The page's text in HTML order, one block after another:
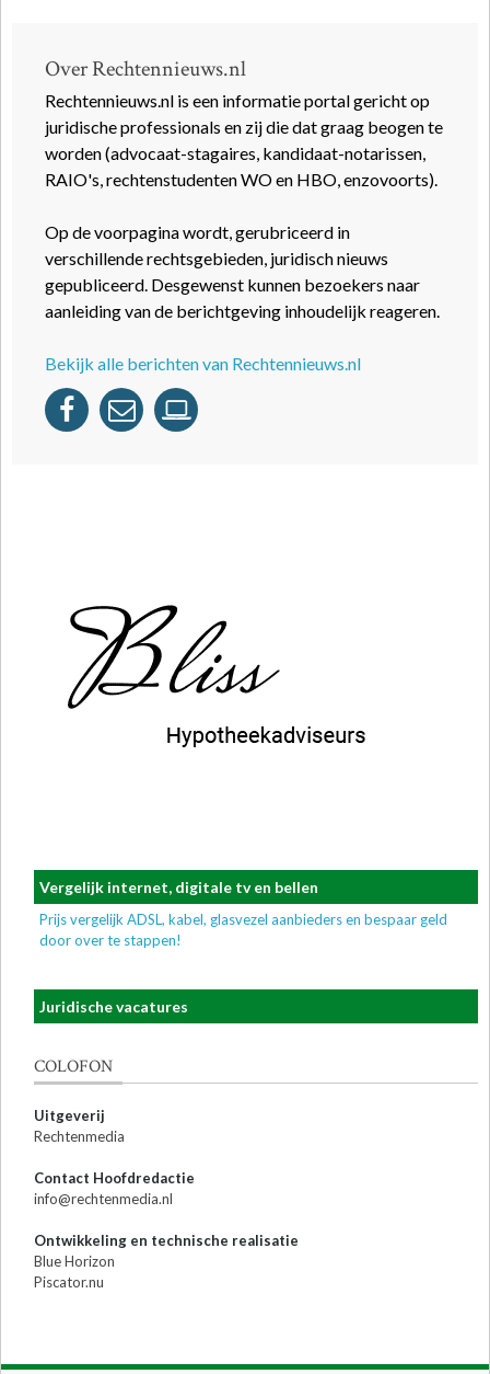
Over Rechtennieuws.nl
Rechtennieuws.nl is een informatie portal gericht op
juridische professionals en zij die dat graag beogen te
worden (advocaat-stagaires, kandidaat-notarissen,
RAIO's, rechtenstudenten WO en HBO, enzovoorts).
Op de voorpagina wordt, gerubriceerd in
verschillende rechtsgebieden, juridisch nieuws
gepubliceerd. Desgewenst kunnen bezoekers naar
aanleiding van de berichtgeving inhoudelijk reageren.
Bekijk alle berichten van Rechtennieuws.nl
Vergelijk internet, digitale tv en bellen
Prijs vergelijk ADSL, kabel, glasvezel aanbieders en bespaar geld
door over te stappen!
Juridische vacatures
COLOFON
Uitgeverij
Rechtenmedia
Contact Hoofdredactie
info@rechtenmedia.nl
Ontwikkeling en technische realisatie
Blue Horizon
Piscator.nu